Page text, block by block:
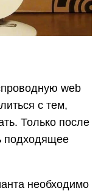
web
с тем,
Только после
подходящее
необходимо